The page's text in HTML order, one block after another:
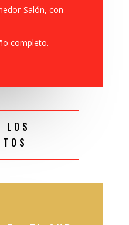
Salón, con
completo.
LOS